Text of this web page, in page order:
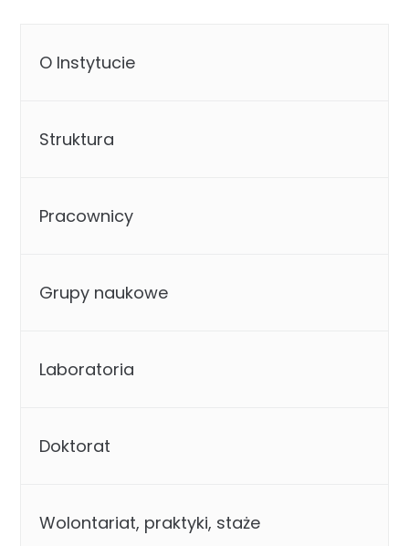
O Instytucie
Struktura
Pracownicy
Grupy naukowe
Laboratoria
Doktorat
Wolontariat, praktyki, staże